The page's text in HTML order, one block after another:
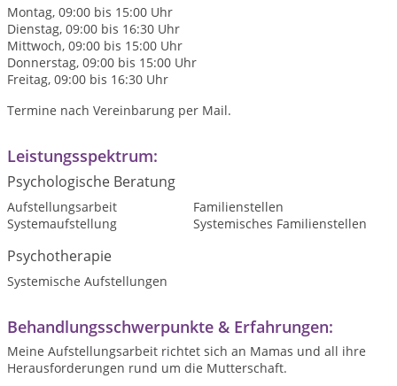
Montag, 09:00 bis 15:00 Uhr
Dienstag, 09:00 bis 16:30 Uhr
Mittwoch, 09:00 bis 15:00 Uhr
Donnerstag, 09:00 bis 15:00 Uhr
Freitag, 09:00 bis 16:30 Uhr
Termine nach Vereinbarung per Mail.
Leistungsspektrum:
Psychologische Beratung
Aufstellungsarbeit
Familienstellen
Systemaufstellung
Systemisches Familienstellen
Psychotherapie
Systemische Aufstellungen
Behandlungsschwerpunkte & Erfahrungen:
Meine Aufstellungsarbeit richtet sich an Mamas und all ihre
Herausforderungen rund um die Mutterschaft.